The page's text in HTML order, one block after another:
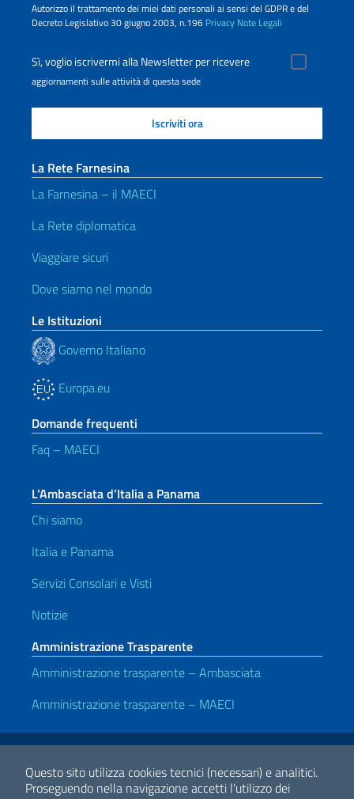
Questo sito utilizza cookies tecnici (necessari) e analitici.
Proseguendo nella navigazione accetti l'utilizzo dei
Autorizzo il trattamento dei miei dati personali ai sensi del GDPR e del
Decreto Legislativo 30 giugno 2003, n.196 Privacy Note Legali
Sì, voglio iscrivermi alla Newsletter per ricevere
aggiornamenti sulle attività di questa sede
La Rete Farnesina
La Farnesina – il MAECI
La Rete diplomatica
Viaggiare sicuri
Dove siamo nel mondo
Le Istituzioni
Governo Italiano
Europa.eu
Domande frequenti
Faq – MAECI
L’Ambasciata d’Italia a Panama
Chi siamo
Italia e Panama
Servizi Consolari e Visti
Notizie
Amministrazione Trasparente
Amministrazione trasparente – Ambasciata
Amministrazione trasparente – MAECI
Link Utili